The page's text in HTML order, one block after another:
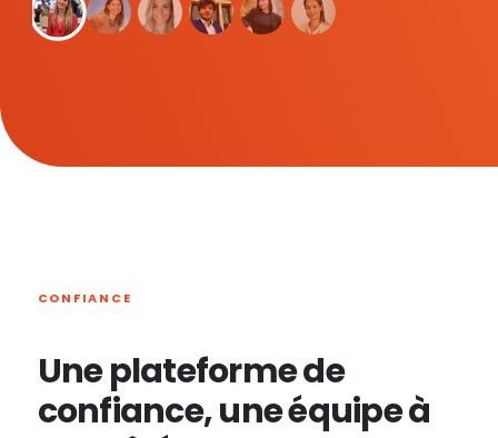
CONFIANCE
Une plateforme de
confiance, une équipe à